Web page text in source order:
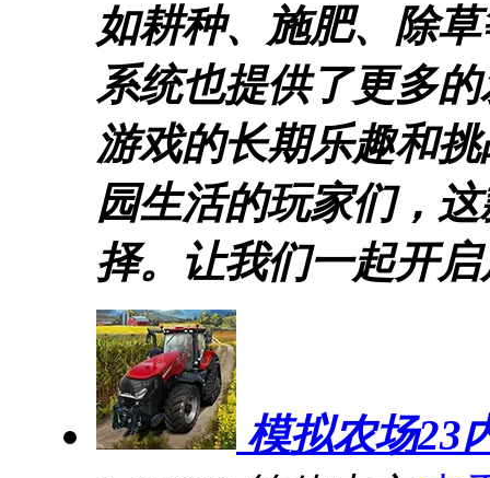
如耕种、施肥、除
系统也提供了更多
游戏的长期乐趣和
园生活的玩家们，
择。让我们一起开
模拟农场23